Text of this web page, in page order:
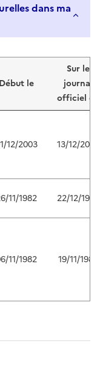
dans ma
Début le
Sur le
journal
officiel du
12/2003 13/12/2003
11/1982 22/12/1982
11/1982 19/11/1982